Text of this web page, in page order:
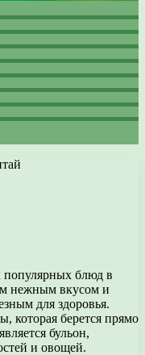
популярных блюд в
нежным вкусом и
для здоровья.
которая берется прямо
бульон,
и овощей.